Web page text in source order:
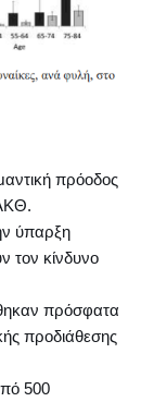
πρόοδος
ύπαρξη
τον κίνδυνο
πρόσφατα
προδιάθεσης
500